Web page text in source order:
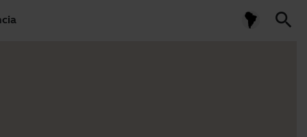
search